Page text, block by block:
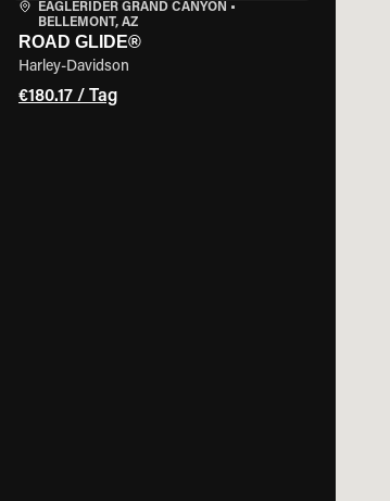
EAGLERIDER GRAND CANYON •
BELLEMONT, AZ
ROAD GLIDE®
Harley-Davidson
€180.17 / Tag